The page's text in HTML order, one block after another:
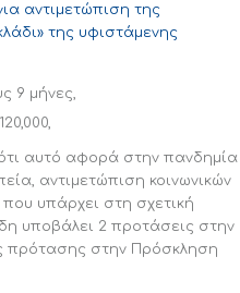
αντιμετώπιση της
της υφιστάμενης
9 μήνες,
αυτό αφορά στην πανδημία
αντιμετώπιση κοινωνικών
υπάρχει στη σχετική
υποβάλει 2 προτάσεις στην
πρότασης στην Πρόσκληση